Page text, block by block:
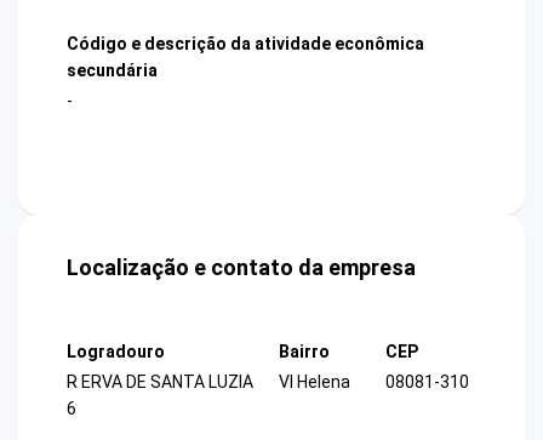
Código e descrição da atividade econômica
secundária
-
Localização e contato da empresa
Logradouro
R ERVA DE SANTA LUZIA
6
Bairro
Vl Helena
CEP
08081-310